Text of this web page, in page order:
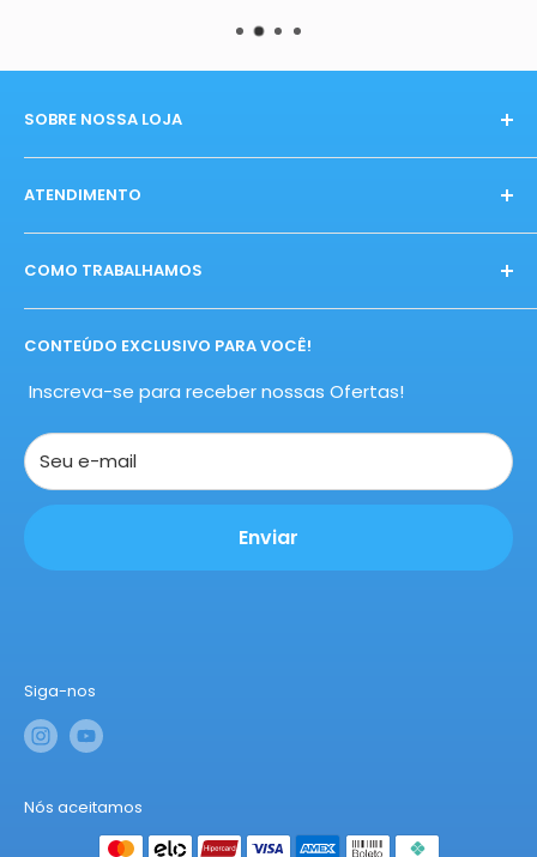
SOBRE NOSSA LOJA
Buscamos oferecer os melhores e mais diversos
produtos que existem hoje no mercado.
ATENDIMENTO
E-mail:sac@ecodunas.com.br
09:00h ás 13:00h
Domingo e feriados: não há atendimento
COMO TRABALHAMOS
Início
Política de Privacidade
Termos e Uso
Trocas e Devoluções
CONTEÚDO EXCLUSIVO PARA VOCÊ!
Inscreva-se para receber nossas Ofertas!
Seu e-mail
Enviar
Siga-nos
Nós aceitamos